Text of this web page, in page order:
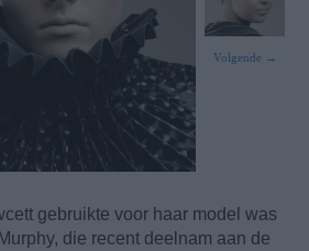
Volgende →
gebruikte voor haar model was
die recent deelnam aan de